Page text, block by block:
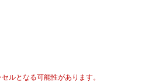
ルとなる可能性があります。